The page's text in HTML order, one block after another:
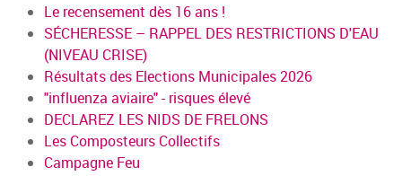
Le recensement dès 16 ans !
SÉCHERESSE – RAPPEL DES RESTRICTIONS D'EAU
(NIVEAU CRISE)
Résultats des Elections Municipales 2026
"influenza aviaire" - risques élevé
DECLAREZ LES NIDS DE FRELONS
Les Composteurs Collectifs
Campagne Feu